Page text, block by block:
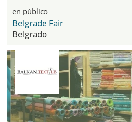
en público
Belgrade Fair
Belgrado